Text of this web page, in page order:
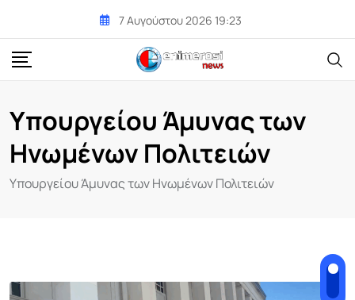
content
7 Αυγούστου 2026 19:23
Υπουργείου Άμυνας των
Ηνωμένων Πολιτειών
Υπουργείου Άμυνας των Ηνωμένων Πολιτειών